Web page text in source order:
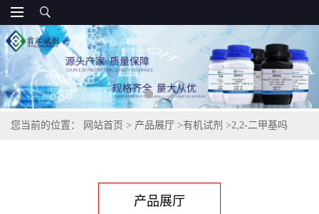
您当前的位置： 网站首页 > 产品展厅 >有机试剂 >2,2-二甲基吗
产品展厅